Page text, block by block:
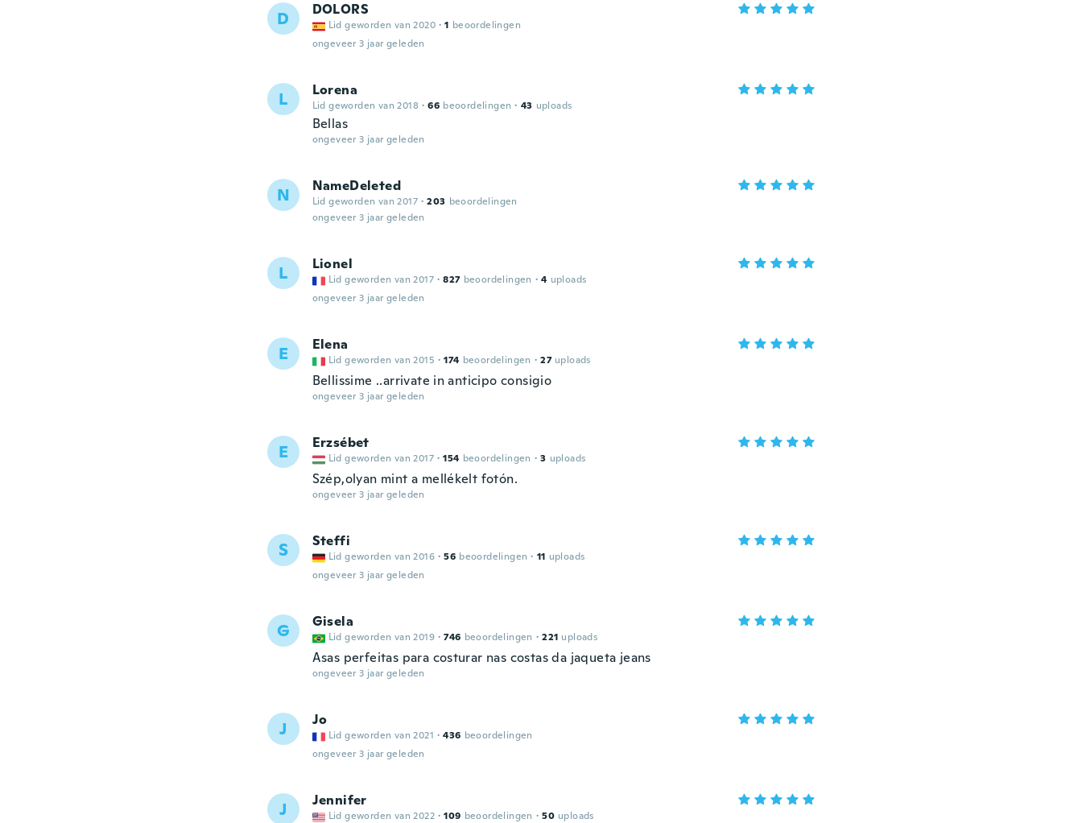
D DOLORS
Lid geworden van 2020 · 1 beoordelingen
ongeveer 3 jaar geleden
L Lorena
Lid geworden van 2018 · 66 beoordelingen · 43 uploads
Bellas
ongeveer 3 jaar geleden
N NameDeleted
Lid geworden van 2017 · 203 beoordelingen
ongeveer 3 jaar geleden
L Lionel
Lid geworden van 2017 · 827 beoordelingen · 4 uploads
ongeveer 3 jaar geleden
E Elena
Lid geworden van 2015 · 174 beoordelingen · 27 uploads
Bellissime ..arrivate in anticipo consigio
ongeveer 3 jaar geleden
E Erzsébet
Lid geworden van 2017 · 154 beoordelingen · 3 uploads
Szép,olyan mint a mellékelt fotón.
ongeveer 3 jaar geleden
S Steffi
Lid geworden van 2016 · 56 beoordelingen · 11 uploads
ongeveer 3 jaar geleden
G Gisela
Lid geworden van 2019 · 746 beoordelingen · 221 uploads
Asas perfeitas para costurar nas costas da jaqueta jeans
ongeveer 3 jaar geleden
J Jo
Lid geworden van 2021 · 436 beoordelingen
ongeveer 3 jaar geleden
J Jennifer
Lid geworden van 2022 · 109 beoordelingen · 50 uploads